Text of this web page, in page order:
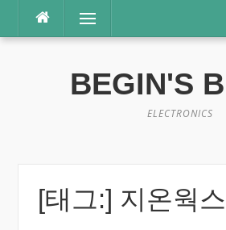
츠
메뉴
BEGIN'S
ELECTRONICS
[태그:] 지온웍스